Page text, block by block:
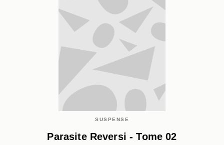
SUSPENSE
Parasite Reversi - Tome 02